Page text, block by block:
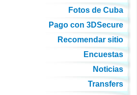
Fotos de Cuba
Pago con 3DSecure
Recomendar sitio
Encuestas
Noticias
Transfers